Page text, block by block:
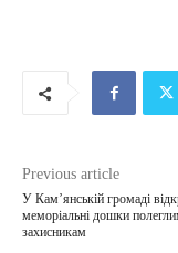
Previous article
У Камʼянській громаді
меморіальні дошки
захисникам